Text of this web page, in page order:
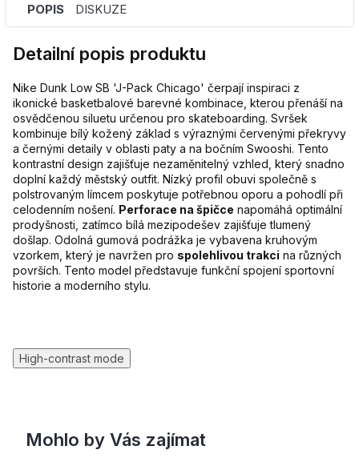
POPIS DISKUZE
Detailní popis produktu
Nike Dunk Low SB 'J-Pack Chicago' čerpají inspiraci z
ikonické basketbalové barevné kombinace, kterou přenáší na
osvědčenou siluetu určenou pro skateboarding. Svršek
kombinuje bílý kožený základ s výraznými červenými překryvy
a černými detaily v oblasti paty a na bočním Swooshi. Tento
kontrastní design zajišťuje nezaměnitelný vzhled, který snadno
doplní každý městský outfit. Nízký profil obuvi společně s
polstrovaným límcem poskytuje potřebnou oporu a pohodlí při
celodenním nošení. Perforace na špičce napomáhá optimální
prodyšnosti, zatímco bílá mezipodešev zajišťuje tlumený
došlap. Odolná gumová podrážka je vybavena kruhovým
vzorkem, který je navržen pro spolehlivou trakci na různých
površích. Tento model představuje funkční spojení sportovní
historie a moderního stylu.
High-contrast mode